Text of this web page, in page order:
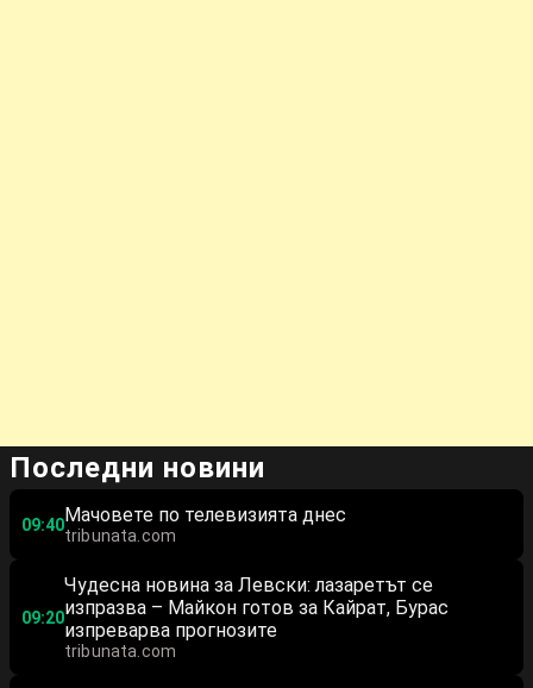
Последни новини
09:40Мачовете по телевизията днес
tribunata.com
09:20
Чудесна новина за Левски: лазаретът се
изпразва – Майкон готов за Кайрат, Бурас
изпреварва прогнозите
tribunata.com